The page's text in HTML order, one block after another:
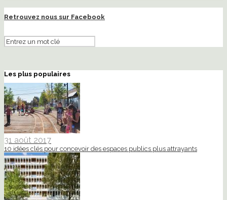
Retrouvez nous sur Facebook
Les plus populaires
31 août 2017
10 idées clés pour concevoir des espaces publics plus attrayants